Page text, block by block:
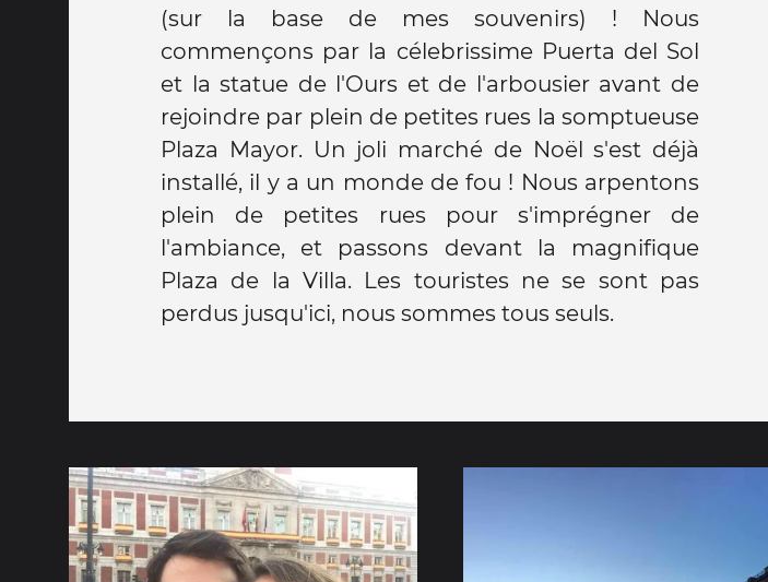
(sur la base de mes souvenirs) ! Nous
commençons par la célebrissime Puerta del Sol
et la statue de l'Ours et de l'arbousier avant de
rejoindre par plein de petites rues la somptueuse
Plaza Mayor. Un joli marché de Noël s'est déjà
installé, il y a un monde de fou ! Nous arpentons
plein de petites rues pour s'imprégner de
l'ambiance, et passons devant la magnifique
Plaza de la Villa. Les touristes ne se sont pas
perdus jusqu'ici, nous sommes tous seuls.